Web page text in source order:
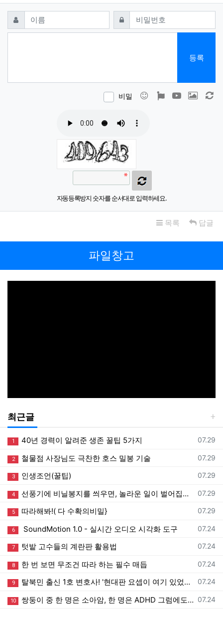
댓글쓰기
이름 필수 비밀번호필수
등록
비밀 이모티콘폰트어썸
동영상 이미지
자동등록방지 숫자를 순서대로 입력하세요.
목록 답글
파일창고
최근글
등록일
07.29
1 40년 경력이 알려준 생존 꿀팁 5가지
등록일
07.29
2 철물점 사장님도 극찬한 호스 밀봉 기술
등록일
07.29
3 인생조언(꿀팁)
등록일
07.29
4 선풍기에 비닐봉지를 씌우면, 놀라운 일이 벌어집니다!
등록일
07.29
5 따라해봐!( 다 수확의비밀}
등록일
07.24
6 SoundMotion 1.0 - 실시간 오디오 시각화 도구
등록일
07.24
7 텃밭 고수들의 계란판 활용법
등록일
07.24
8 한 번 보면 무조건 따라 하는 필수 매듭
등록일
07.24
9 탈북민 출신 1호 변호사! '현대판 요셉이 여기 있었네’ 하나님 일하심이 놀랍다ㅣ이영현 변호사ㅣ새롭게하소서
등록일
07.24
10 쌍둥이 중 한 명은 소아암, 한 명은 ADHD 그럼에도 내가 감사할 수 있는 이유는 ㅣ유수빈 집사ㅣ새롭게하소서